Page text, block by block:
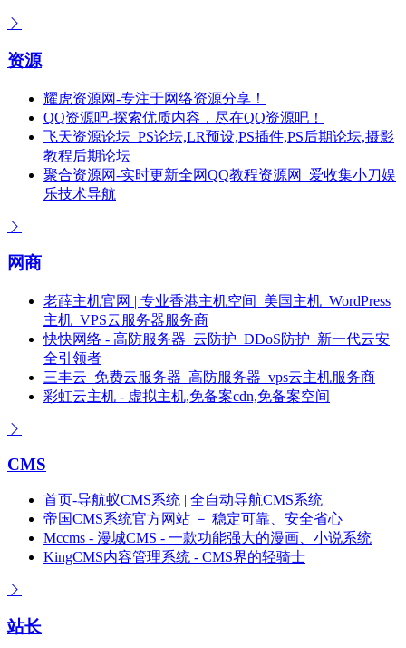
资源
耀虎资源网-专注于网络资源分享！
QQ资源吧-探索优质内容，尽在QQ资源吧！
飞天资源论坛_PS论坛,LR预设,PS插件,PS后期论坛,摄影
教程后期论坛
聚合资源网-实时更新全网QQ教程资源网_爱收集小刀娱
乐技术导航
网商
老薛主机官网 | 专业香港主机空间_美国主机_WordPress
主机_VPS云服务器服务商
快快网络 - 高防服务器_云防护_DDoS防护_新一代云安
全引领者
三丰云_免费云服务器_高防服务器_vps云主机服务商
彩虹云主机 - 虚拟主机,免备案cdn,免备案空间
CMS
首页-导航蚁CMS系统 | 全自动导航CMS系统
帝国CMS系统官方网站 － 稳定可靠、安全省心
Mccms - 漫城CMS - 一款功能强大的漫画、小说系统
KingCMS内容管理系统 - CMS界的轻骑士
站长